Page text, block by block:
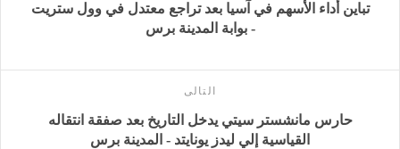
تباين أداء الأسهم في آسيا بعد تراجع معتدل في وول ستريت
- بوابة المدينة برس
التالى
حارس مانشستر سيتي يدخل التاريخ بعد صفقة انتقاله
القياسية إلي ليدز يونايتد - المدينة برس